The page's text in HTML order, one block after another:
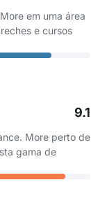
em uma área
e cursos
9.1
More perto de
gama de